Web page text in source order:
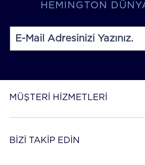
HEMINGTON
MÜŞTERİ HİZMETLERİ
BİZİ TAKİP EDİN